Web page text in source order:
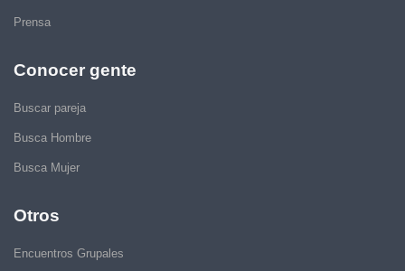
Prensa
Conocer gente
Buscar pareja
Busca Hombre
Busca Mujer
Otros
Encuentros Grupales